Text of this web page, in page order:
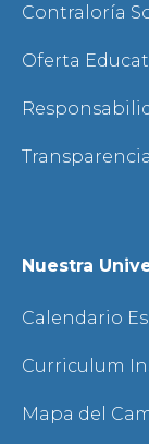
Contraloría
Oferta
Transparencia
Nuestra
Calendario
Curriculum
Mapa del